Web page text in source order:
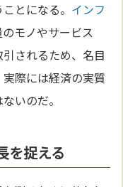
とになる。 インフ
のモノやサービス
されるため、名目
際には経済の実質
いのだ。
を捉える